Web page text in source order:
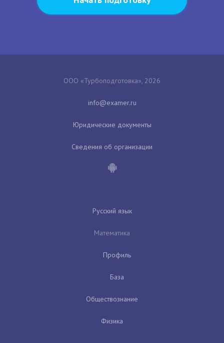
ООО «Турбоподготовка», 2026
Юридические документы
Сведения об организации
Русский язык
Математика
Профиль
База
Обществознание
Физика